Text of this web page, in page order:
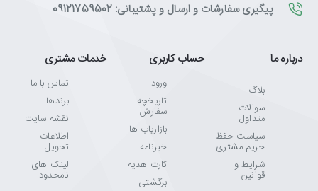
پیگیری سفارشات و ارسال و پشتیبانی: 09121759502
درباره ما
بلاگ
سوالات
متداول
سیاست حفظ
حریم مشتری
شرایط و
قوانین
حساب کاربری
ورود
تاریخچه
سفارش
بازاریاب ها
خبرنامه
کارت هدیه
برگشتی
خدمات مشتری
تماس با ما
برندها
نقشه سایت
اطلاعات
تحویل
لینک های
نامحدود